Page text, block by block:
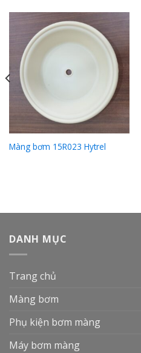
Màng bơm 15R023 Hytrel
DANH MỤC
Trang chủ
Màng bơm
Phụ kiện bơm màng
Máy bơm màng